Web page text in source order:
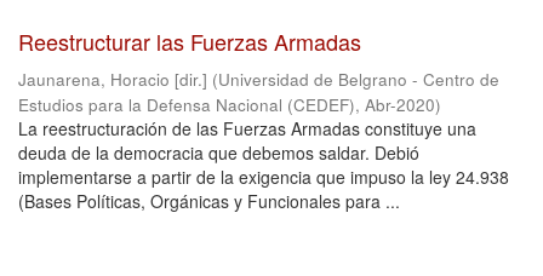
Reestructurar las Fuerzas Armadas
Jaunarena, Horacio [dir.] (Universidad de Belgrano - Centro de
Estudios para la Defensa Nacional (CEDEF), Abr-2020)
La reestructuración de las Fuerzas Armadas constituye una
deuda de la democracia que debemos saldar. Debió
implementarse a partir de la exigencia que impuso la ley 24.938
(Bases Políticas, Orgánicas y Funcionales para ...